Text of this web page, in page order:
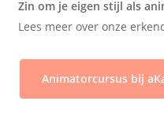
Zin om je eigen stijl als
Lees meer over onze
Animatorcursus bij